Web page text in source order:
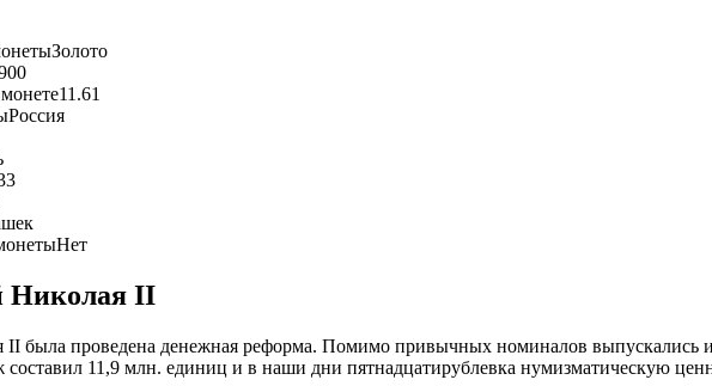
Золото
11.61
Россия
Нет
Николая II
II была проведена денежная реформа. Помимо привычных номиналов выпускались
11,9 млн. единиц и в наши дни пятнадцатирублевка нумизматическую